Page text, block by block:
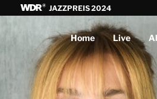
JAZZPREIS 2024
Home Live